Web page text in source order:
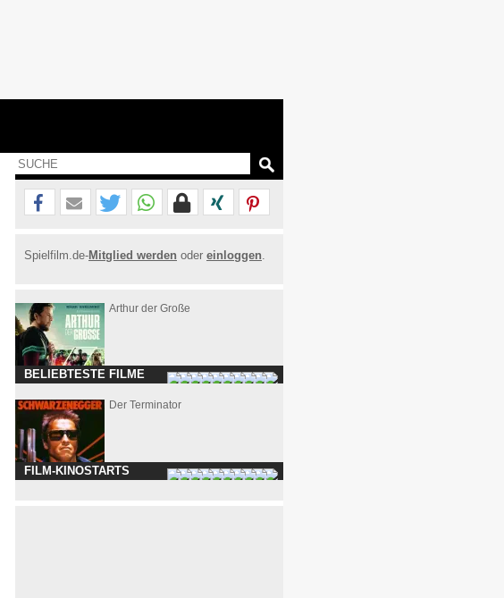
Spielfilm.de-Mitglied werden oder einloggen.
Arthur der Große
BELIEBTESTE FILME
Der Terminator
FILM-KINOSTARTS